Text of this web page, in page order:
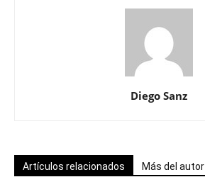
Diego Sanz
Artículos relacionados Más del autor